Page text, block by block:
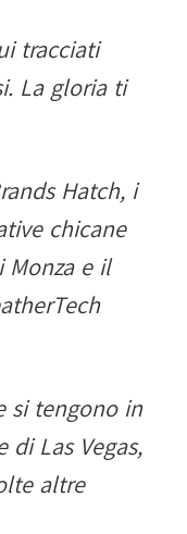
tracciati
La gloria ti
Hatch, i
chicane
e il
si tengono in
Las Vegas,
altre